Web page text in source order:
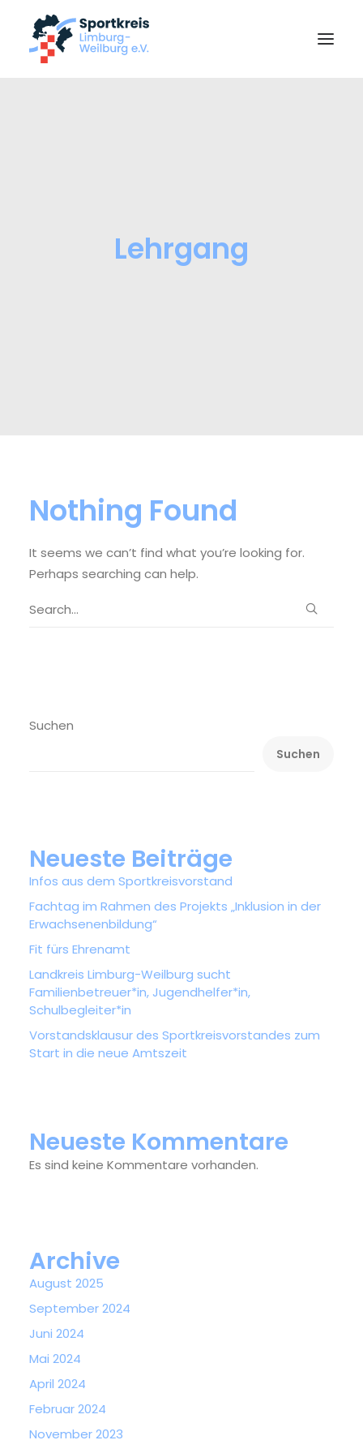
Ziele & Zahlen
Lehrgang
Nothing Found
It seems we can’t find what you’re looking for.
Perhaps searching can help.
Suchen
Suchen
Neueste Beiträge
Infos aus dem Sportkreisvorstand
Fachtag im Rahmen des Projekts „Inklusion in der
Erwachsenenbildung“
Fit fürs Ehrenamt
Landkreis Limburg-Weilburg sucht
Familienbetreuer*in, Jugendhelfer*in,
Schulbegleiter*in
Vorstandsklausur des Sportkreisvorstandes zum
Start in die neue Amtszeit
Neueste Kommentare
Es sind keine Kommentare vorhanden.
Archive
August 2025
September 2024
Juni 2024
Mai 2024
April 2024
Februar 2024
November 2023